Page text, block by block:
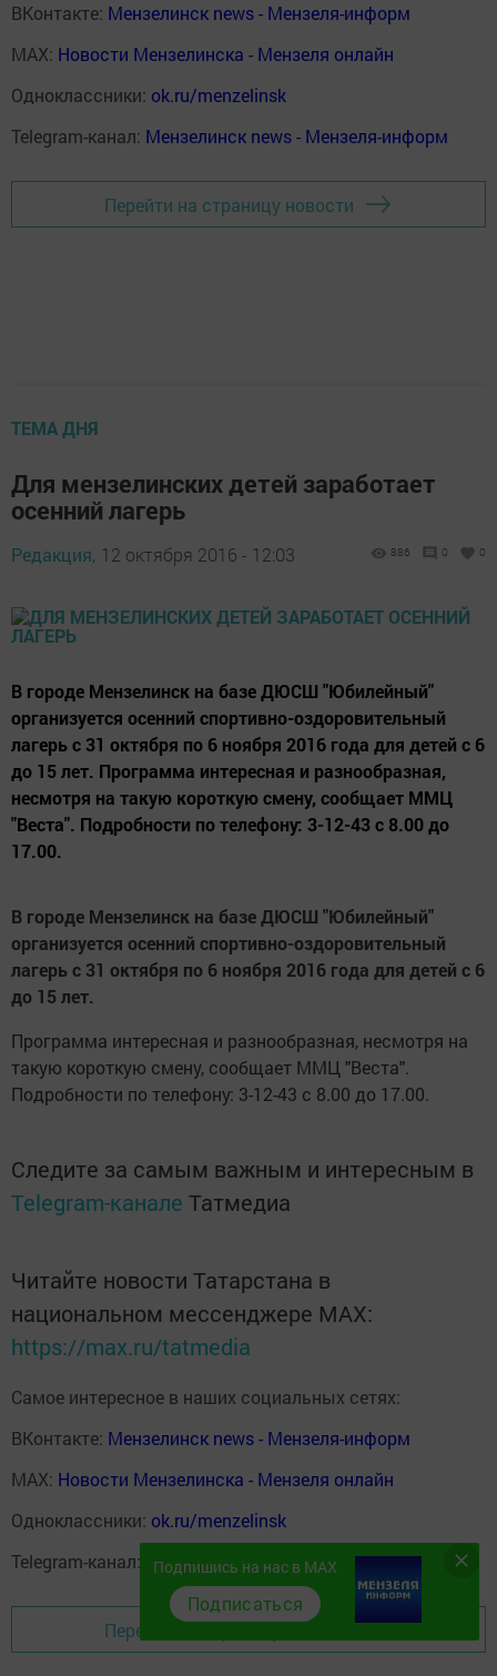
ВКонтакте: Мензелинск news - Мензеля-информ
MAX: Новости Мензелинска - Мензеля онлайн
Одноклассники: ok.ru/menzelinsk
Telegram-канал: Мензелинск news - Мензеля-информ
Перейти на страницу новости
ТЕМА ДНЯ
Для мензелинских детей заработает
осенний лагерь
Редакция, 12 октября 2016 - 12:03 886 0 0
В городе Мензелинск на базе ДЮСШ "Юбилейный"
организуется осенний спортивно-оздоровительный
лагерь с 31 октября по 6 ноября 2016 года для детей с 6
до 15 лет. Программа интересная и разнообразная,
несмотря на такую короткую смену, сообщает ММЦ
"Веста". Подробности по телефону: 3-12-43 с 8.00 до
17.00.
В городе Мензелинск на базе ДЮСШ "Юбилейный"
организуется осенний спортивно-оздоровительный
лагерь с 31 октября по 6 ноября 2016 года для детей с 6
до 15 лет.
Программа интересная и разнообразная, несмотря на
такую короткую смену, сообщает ММЦ "Веста".
Подробности по телефону: 3-12-43 с 8.00 до 17.00.
Следите за самым важным и интересным в
Telegram-канале Татмедиа
Читайте новости Татарстана в
национальном мессенджере MАХ:
https://max.ru/tatmedia
Самое интересное в наших социальных сетях:
ВКонтакте: Мензелинск news - Мензеля-информ
MAX: Новости Мензелинска - Мензеля онлайн
Одноклассники: ok.ru/menzelinsk
Telegram-канал:
Мензелинск news - Мензеля-информ
Перейти на страницу новости
Подпишись на нас в MAX
Подписаться